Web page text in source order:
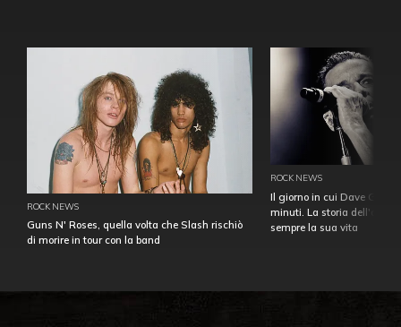
ROCK NEWS
Guns N' Roses, quella volta che Slash rischiò
di morire in tour con la band
ROCK NEWS
Il giorno in cui Dave
minuti. La storia
sempre la sua vita